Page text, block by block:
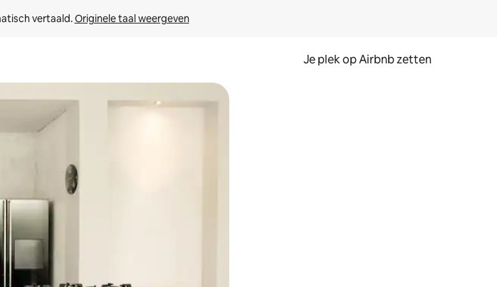
vertaald. Originele taal weergeven
Je plek op Airbnb zetten
omhoog en omlaag, óf door te tikken of swipen.